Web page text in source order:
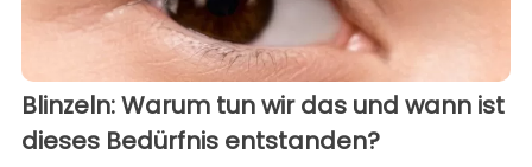
Blinzeln: Warum tun wir das und wann ist
dieses Bedürfnis entstanden?